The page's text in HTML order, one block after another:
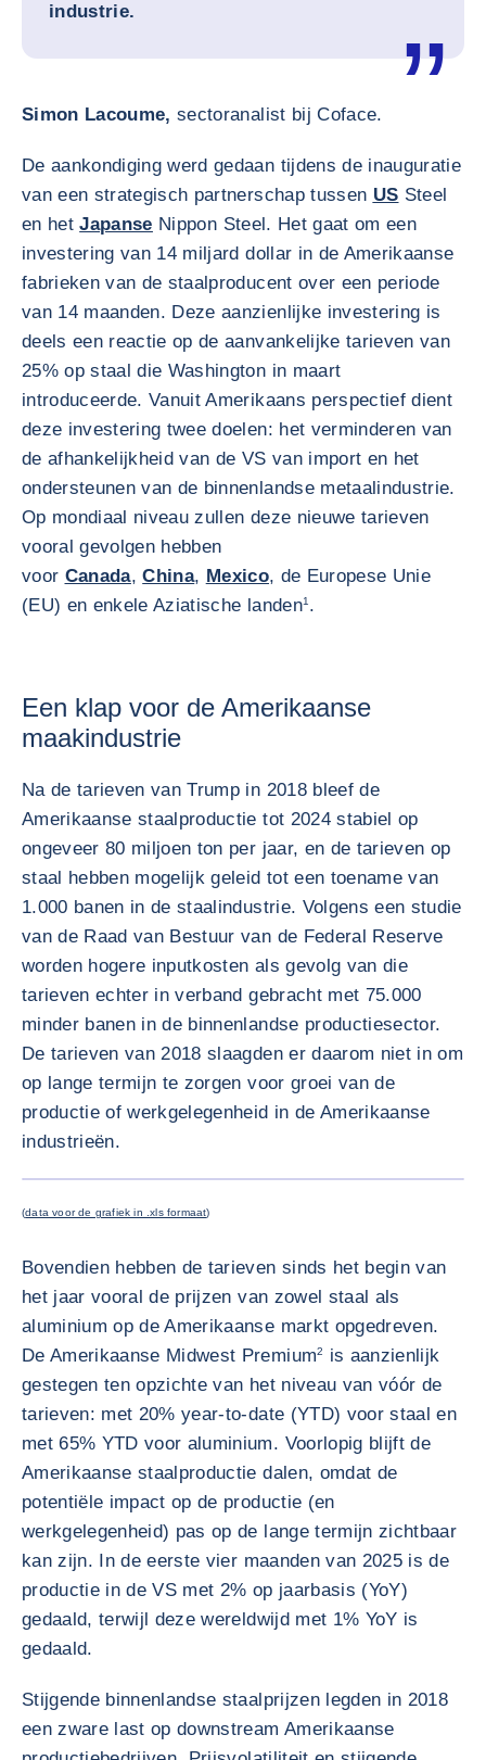
industrie.
Simon Lacoume,sectoranalist bij Coface.
De aankondiging werd gedaan tijdens de inauguratie
van een strategisch partnerschap tussen US Steel
en hetJapanse Nippon Steel. Het gaat om een
investering van 14 miljard dollar in de Amerikaanse
fabrieken van de staalproducent over een periode
van 14 maanden. Deze aanzienlijke investering is
deels een reactie op de aanvankelijke tarieven van
25% op staal die Washington in maart
introduceerde. Vanuit Amerikaans perspectief dient
deze investering twee doelen: het verminderen van
de afhankelijkheid van de VS van import en het
ondersteunen van de binnenlandse metaalindustrie.
Op mondiaal niveau zullen deze nieuwe tarieven
vooral gevolgen hebben
voor Canada,China, Mexico, de Europese Unie
(EU) en enkele Aziatische landen1 .
Een klap voor de Amerikaanse
maakindustrie
Na de tarieven van Trump in 2018 bleef de
Amerikaanse staalproductie tot 2024 stabiel op
ongeveer 80 miljoen ton per jaar, en de tarieven op
staal hebben mogelijk geleid tot een toename van
1.000 banen in de staalindustrie. Volgens een studie
van de Raad van Bestuur van de Federal Reserve
worden hogere inputkosten als gevolg van die
tarieven echter in verband gebracht met 75.000
minder banen in de binnenlandse productiesector.
De tarieven van 2018 slaagden er daarom niet in om
op lange termijn te zorgen voor groei van de
productie of werkgelegenheid in de Amerikaanse
industrieën.
(data voor de grafiek in .xls formaat)
Bovendien hebben de tarieven sinds het begin van
het jaar vooral de prijzen van zowel staal als
aluminium op de Amerikaanse markt opgedreven.
De Amerikaanse Midwest Premium2
is aanzienlijk
gestegen ten opzichte van het niveau van vóór de
tarieven: met 20% year-to-date (YTD) voor staal en
met 65% YTD voor aluminium. Voorlopig blijft de
Amerikaanse staalproductie dalen, omdat de
potentiële impact op de productie (en
werkgelegenheid) pas op de lange termijn zichtbaar
kan zijn. In de eerste vier maanden van 2025 is de
productie in de VS met 2% op jaarbasis (YoY)
gedaald, terwijl deze wereldwijd met 1% YoY is
gedaald.
Stijgende binnenlandse staalprijzen legden in 2018
een zware last op downstream Amerikaanse